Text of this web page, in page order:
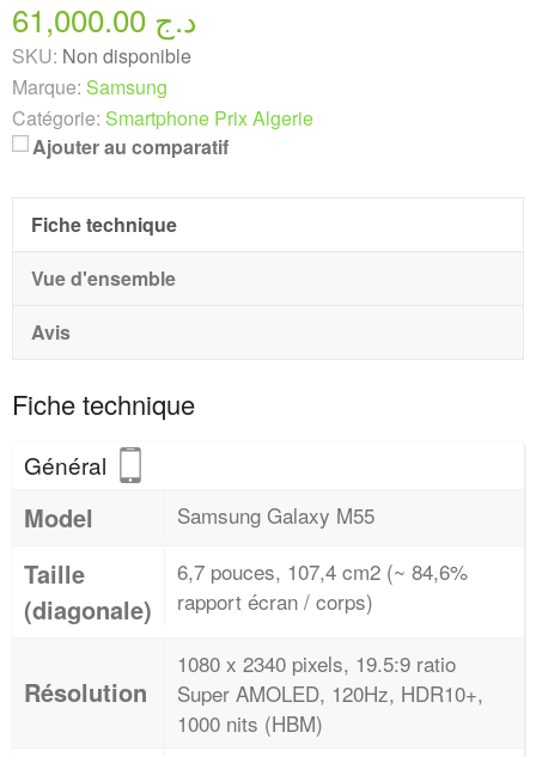
61,000.00 د.ج
SKU: Non disponible
Marque: Samsung
Catégorie: Smartphone Prix Algerie
Ajouter au comparatif
Fiche technique
Vue d'ensemble
Avis
Fiche technique
Général
Model Samsung Galaxy M55
Taille
(diagonale)
6,7 pouces, 107,4 cm2 (~ 84,6%
rapport écran / corps)
Résolution
1080 x 2340 pixels, 19.5:9 ratio
Super AMOLED, 120Hz, HDR10+,
1000 nits (HBM)